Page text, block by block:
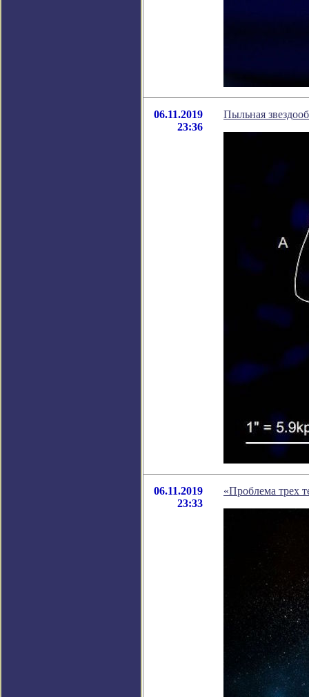
06.11.2019
23:36
Пыльная
06.11.2019
23:33
«Проблема трех